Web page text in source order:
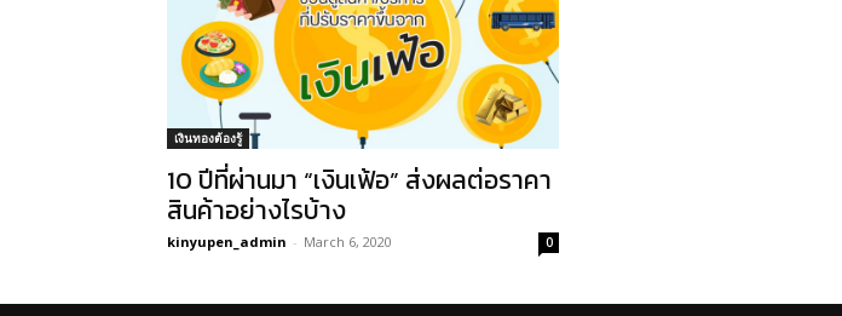
เงินทองต้องรู้
10 ปีที่ผ่านมา “เงินเฟ้อ” ส่งผลต่อราคา
สินค้าอย่างไรบ้าง
kinyupen_admin - March 6, 2020 0